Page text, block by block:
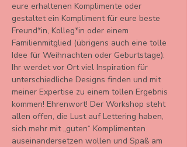
eure erhaltenen Komplimente oder
gestaltet ein Kompliment für eure beste
Freund*in, Kolleg*in oder einem
Familienmitglied (übrigens auch eine tolle
Idee für Weihnachten oder Geburtstage).
Ihr werdet vor Ort viel Inspiration für
unterschiedliche Designs finden und mit
meiner Expertise zu einem tollen Ergebnis
kommen! Ehrenwort! Der Workshop steht
allen offen, die Lust auf Lettering haben,
sich mehr mit „guten“ Komplimenten
auseinandersetzen wollen und Spaß am